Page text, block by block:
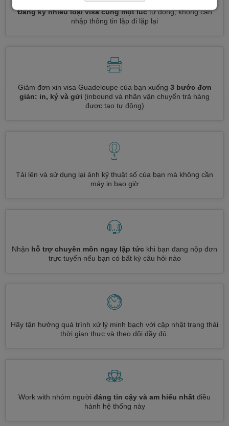
Đăng ký nhiều loại visa cùng một lúctự động, không cần
nhập thông tin lặp đi lặp lại
Giảm đơn xin visa Guadeloupe của bạn xuống 3 bước đơn
giản: in, ký và gửi (inbound và nhãn vận chuyển trả hàng
được tạo tự động)
Tải lên và sử dụng lại ảnh kỹ thuật số của bạn mà không cần
máy in bao giờ
Nhận hỗ trợ chuyên môn ngay lập tức khi bạn đang nộp đơn
trực tuyến nếu bạn có bất kỳ câu hỏi nào
Hãy tận hưởng quá trình xử lý minh bạch với cập nhật trạng thái
thời gian thực và theo dõi đầy đủ.
Work with nhóm người đáng tin cậy và am hiểu nhất điều
hành hệ thống này